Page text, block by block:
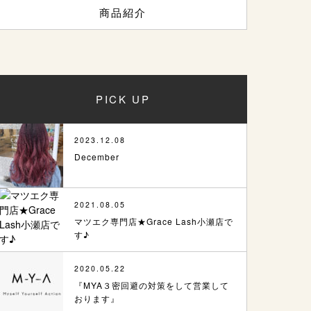
商品紹介
PICK UP
2023.12.08
December
2021.08.05
マツエク専門店★Grace Lash小瀬店で
す♪
2020.05.22
『MYA３密回避の対策をして営業して
おります』